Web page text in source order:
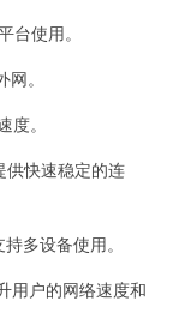
使用。
。
。
快速稳定的连
多设备使用。
户的网络速度和